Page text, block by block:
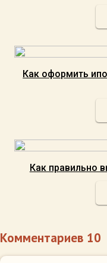
Как оформить
Как правильно
Комментариев 10